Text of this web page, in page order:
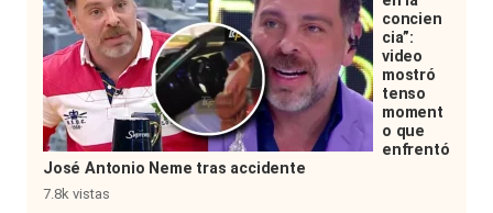
concien
cia”:
video
mostró
tenso
moment
o que
enfrentó
José Antonio Neme tras accidente
7.8k vistas